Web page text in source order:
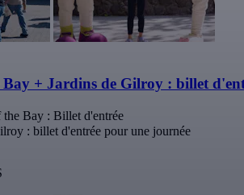
+ Jardins de Gilroy : billet
Bay : Billet d'entrée
: billet d'entrée pour une journée